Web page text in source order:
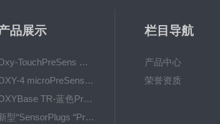
品展示
Oxy-TouchPreSens 氧分析仪 多孔培养容器监测
OXY-4 microPreSens进行监测 不同温度条件下的耗氧量
OXYBase TR-蓝色PreSens 无线微量氧气测量系统
新型“SensorPlugs “PreSens 专为微流体应用而设计的残氧仪
栏目导航
产品中心
荣誉资质